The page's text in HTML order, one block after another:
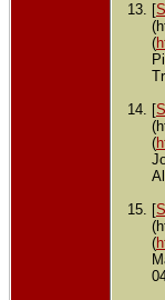
[
(
[
(
[
(